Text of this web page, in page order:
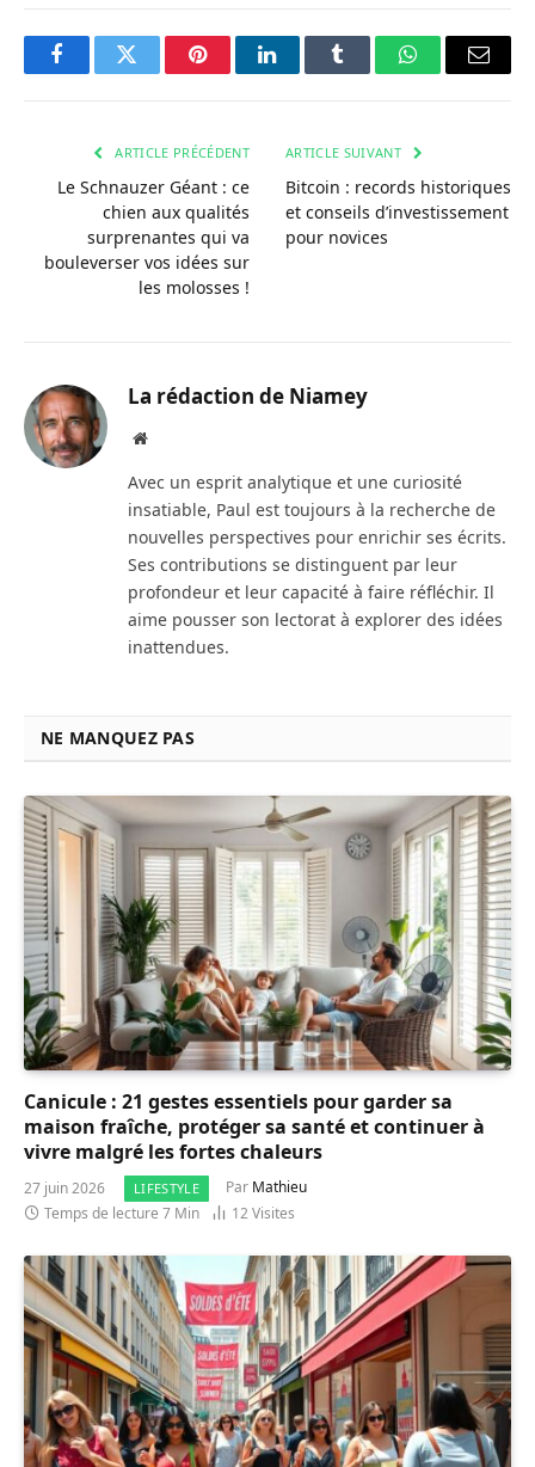
FacebookTwitter PinterestLinkedInTumblr WhatsApp
ARTICLE PRÉCÉDENT
Le Schnauzer Géant : ce
chien aux qualités
surprenantes qui va
bouleverser vos idées sur
les molosses !
ARTICLE SUIVANT
Bitcoin : records historiques
et conseils d’investissement
pour novices
La rédaction de Niamey
Site
Avec un esprit analytique et une curiosité
insatiable, Paul est toujours à la recherche de
nouvelles perspectives pour enrichir ses écrits.
Ses contributions se distinguent par leur
profondeur et leur capacité à faire réfléchir. Il
aime pousser son lectorat à explorer des idées
inattendues.
NE MANQUEZ PAS
Canicule : 21 gestes essentiels pour garder sa
maison fraîche, protéger sa santé et continuer à
vivre malgré les fortes chaleurs
27 juin 2026 LIFESTYLE Par Mathieu
Temps de lecture 7 Min
12Visites